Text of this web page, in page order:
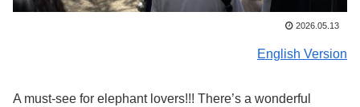
2026.05.13
English Version
A must-see for elephant lovers!!! There’s a wonderful